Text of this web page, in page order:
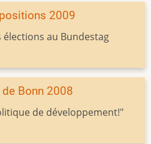
2009
élections au Bundestag
de Bonn 2008
de développement!"